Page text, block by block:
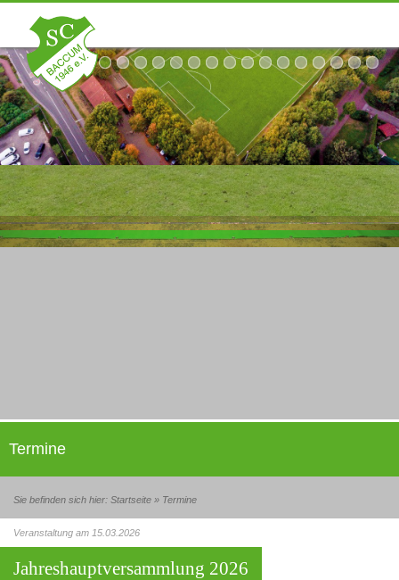
Termine
Sie befinden sich hier: Startseite » Termine
Veranstaltung am 15.03.2026
Jahreshauptversammlung 2026